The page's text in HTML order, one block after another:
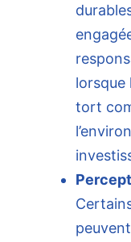
lorsque
tort